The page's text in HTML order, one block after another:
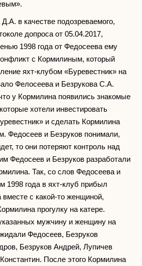
в качестве подозреваемого,
допроса от 05.04.2017,
1998 года от Федосеева ему
с Кормилиным, который
яхт-клубом «Буревестник» на
Фелосеева и Безрукова С.А.
у Кормилина появились знакомые
хотели инвестировать
и сделать Кормилина
Федосеев и Безруков понимали,
то они потеряют контроль над
Федосеев и Безруков разработали
Так, со слов Федосеева и
1998 года в яхт-клуб прибыл
с какой-то женщиной,
прогулку на катере.
мужчину и женщину на
Федосеев, Безруков
Безруков Андрей, Лупичев
После этого Кормилина